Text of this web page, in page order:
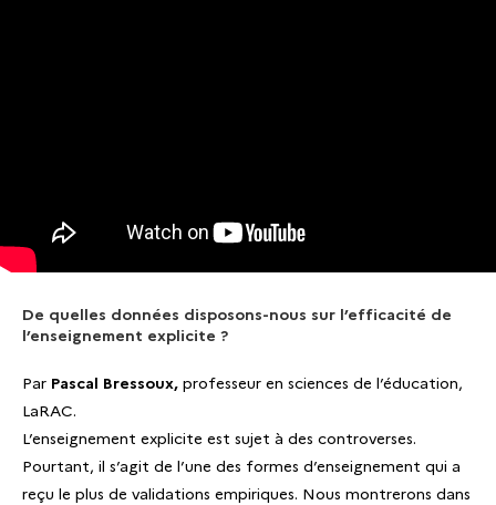
De quelles données disposons-nous sur l’efficacité de
l’enseignement explicite ?
Par Pascal Bressoux, professeur en sciences de l’éducation,
LaRAC.
L’enseignement explicite est sujet à des controverses.
Pourtant, il s’agit de l’une des formes d’enseignement qui a
reçu le plus de validations empiriques. Nous montrerons dans